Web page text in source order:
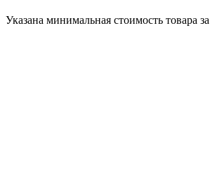
Указана минимальная стоимость товара